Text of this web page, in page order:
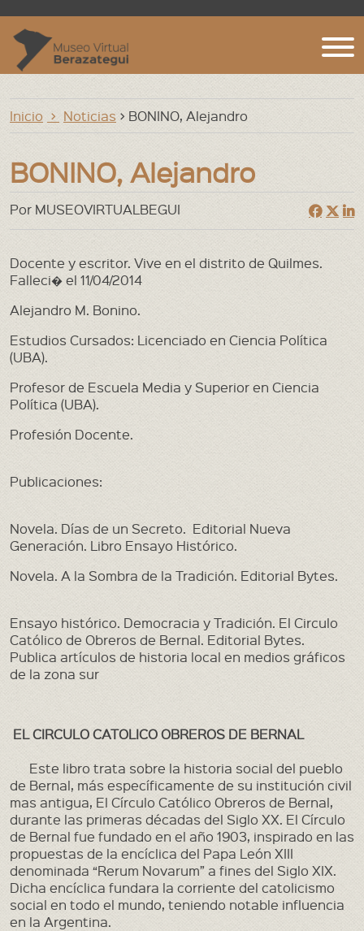
Agenda Web
Argentina
Biografías
Cementerios
Ecologia
Educación en Berazategui
Eventos
Ferrocarril
Libros , Revistas y Videos
Municipios Pcia. de Buenos Aires y CABA
Pueblokilmes
Quilmes
Detenidos/ Desaparecidos
Inicio Noticias > BONINO, Alejandro
BONINO, Alejandro
Por MUSEOVIRTUALBEGUI
Docente y escritor. Vive en el distrito de Quilmes.
Falleci� el 11/04/2014
Alejandro M. Bonino.
Estudios Cursados: Licenciado en Ciencia Política
(UBA).
Profesor de Escuela Media y Superior en Ciencia
Política (UBA).
Profesión Docente.
Publicaciones:
Novela. Días de un Secreto. Editorial Nueva
Generación. Libro Ensayo Histórico.
Novela. A la Sombra de la Tradición. Editorial Bytes.
Ensayo histórico. Democracia y Tradición. El Circulo
Católico de Obreros de Bernal. Editorial Bytes.
Publica artículos de historia local en medios gráficos
de la zona sur
EL CIRCULO CATOLICO OBREROS DE BERNAL
Este libro trata sobre la historia social del pueblo
de Bernal, más específicamente de su institución civil
mas antigua, El Círculo Católico Obreros de Bernal,
durante las primeras décadas del Siglo XX. El Círculo
de Bernal fue fundado en el año 1903, inspirado en las
propuestas de la encíclica del Papa León XIII
denominada “Rerum Novarum” a fines del Siglo XIX.
Dicha encíclica fundara la corriente del catolicismo
social en todo el mundo, teniendo notable influencia
en la Argentina.